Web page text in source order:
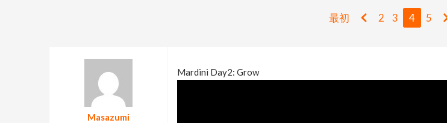
最初 2 3 4 5
Masazumi
Mardini Day2: Grow